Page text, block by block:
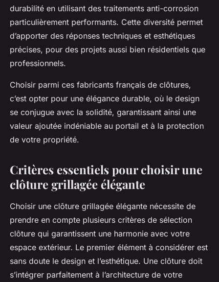
durabilité en utilisant des traitements anti-corrosion
particulièrement performants. Cette diversité permet
d’apporter des réponses techniques et esthétiques
précises, pour des projets aussi bien résidentiels que
professionnels.
Choisir parmi ces fabricants français de clôtures,
c’est opter pour une élégance durable, où le design
se conjugue avec la solidité, garantissant ainsi une
valeur ajoutée indéniable au portail et à la protection
de votre propriété.
Critères essentiels pour choisir une
clôture grillagée élégante
Choisir une clôture grillagée élégante nécessite de
prendre en compte plusieurs critères de sélection
clôture qui garantissent une harmonie avec votre
espace extérieur. Le premier élément à considérer est
sans doute le design et l’esthétique. Une clôture doit
s’intégrer parfaitement à l’architecture de votre